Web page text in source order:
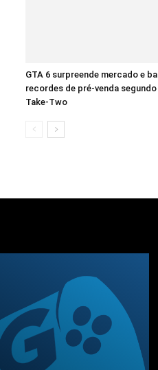
GTA 6 surpreende mercado e
recordes de pré-venda segundo
Take-Two